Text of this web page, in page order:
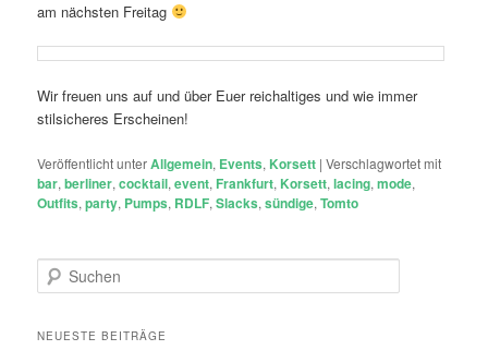
am nächsten Freitag
Wir freuen uns auf und über Euer reichaltiges und wie immer
stilsicheres Erscheinen!
Veröffentlicht unterAllgemein, Events, Korsett |Verschlagwortet mit
bar,berliner,cocktail,event, Frankfurt, Korsett,lacing,mode,
Outfits,party, Pumps, RDLF,Slacks,sündige,Tomto
u
h
NEUESTE BEITRÄGE